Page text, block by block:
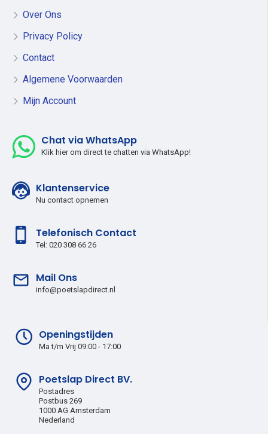
Over Ons
Privacy Policy
Contact
Algemene Voorwaarden
Mijn Account
Chat via WhatsApp
Klik hier om direct te chatten via WhatsApp!
Klantenservice
Nu contact opnemen
Telefonisch Contact
Tel: 020 308 66 26
Mail Ons
info@poetslapdirect.nl
Openingstijden
Ma t/m Vrij 09:00 - 17:00
Poetslap Direct BV.
Postadres
Postbus 269
1000 AG Amsterdam
Nederland